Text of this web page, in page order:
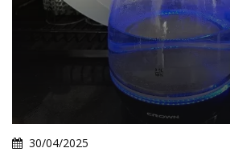
30/04/2025